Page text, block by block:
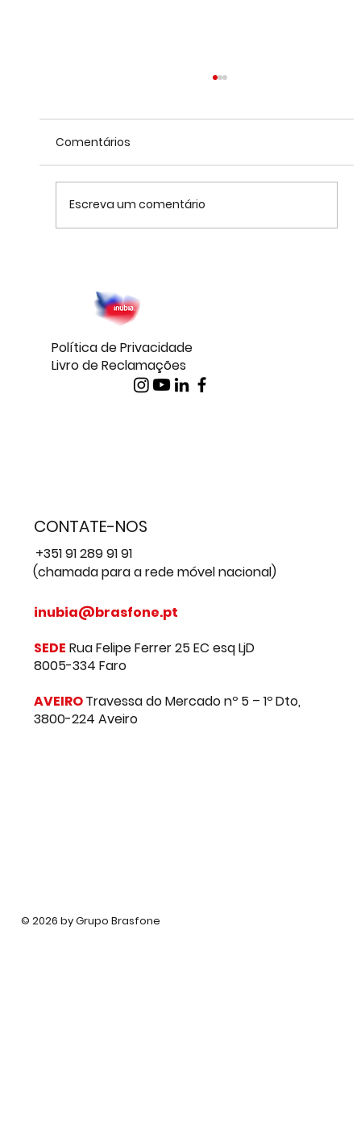
Eficiência sem Abrir Mão da
Personalização
Comentários
Escreva um comentário
+351 91 289 91 91
(chamada para a rede móvel nacional)
inubia@brasfone.pt
SEDE Rua Felipe Ferrer 25 EC esq LjD
8005-334 Faro
AVEIROTravessa do Mercado nº 5 – 1º Dto,
3800-224 Aveiro
© 2026 by Grupo Brasfone
CONTATE-NOS
Política de Privacidade
Livro de Reclamações